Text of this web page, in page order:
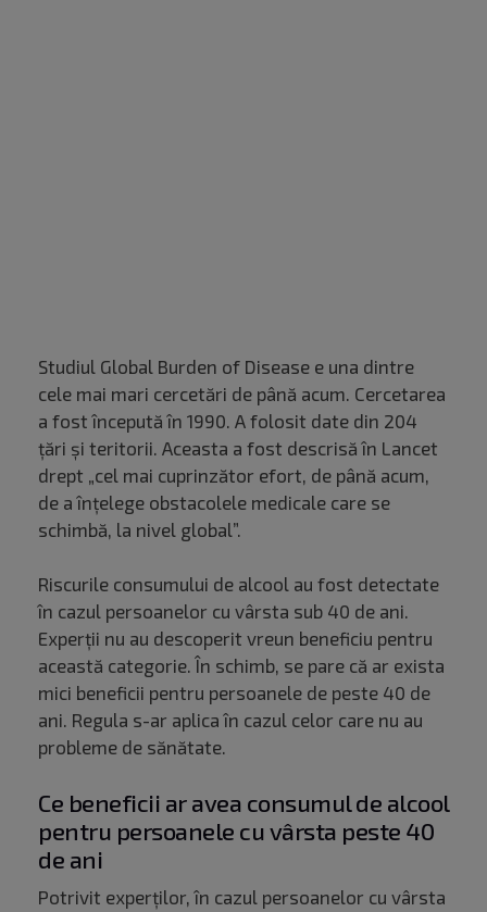
Studiul Global Burden of Disease e una dintre
cele mai mari cercetări de până acum. Cercetarea
a fost începută în 1990. A folosit date din 204
țări și teritorii. Aceasta a fost descrisă în Lancet
drept „cel mai cuprinzător efort, de până acum,
de a înțelege obstacolele medicale care se
schimbă, la nivel global”.
Riscurile consumului de alcool au fost detectate
în cazul persoanelor cu vârsta sub 40 de ani.
Experții nu au descoperit vreun beneficiu pentru
această categorie. În schimb, se pare că ar exista
mici beneficii pentru persoanele de peste 40 de
ani. Regula s-ar aplica în cazul celor care nu au
probleme de sănătate.
Ce beneficii ar avea consumul de alcool
pentru persoanele cu vârsta peste 40
de ani
Potrivit experților, în cazul persoanelor cu vârsta